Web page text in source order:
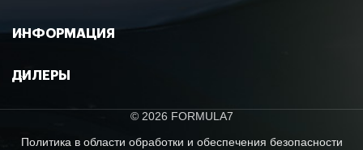
ИНФОРМАЦИЯ
ДИЛЕРЫ
© 2026 FORMULA7
Политика в области обработки и обеспечения безопасности